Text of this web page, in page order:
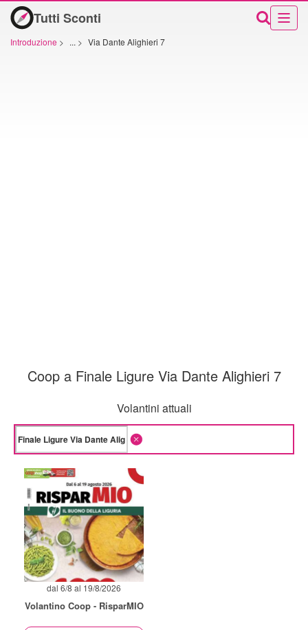
Tutti Sconti
Introduzione > ... > Via Dante Alighieri 7
Coop a Finale Ligure Via Dante Alighieri 7
Volantini attuali
dal 6/8 al 19/8/2026
Volantino Coop - RisparMIO